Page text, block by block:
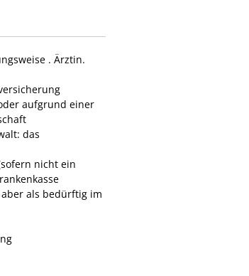
. Ärztin.
aufgrund einer
das
nicht ein
als bedürftig im